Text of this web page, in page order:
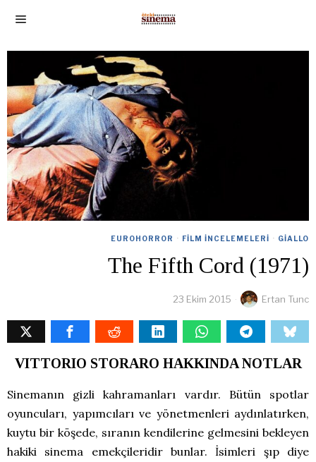
EUROHORROR · FILM İNCELEMELERI · GIALLO
The Fifth Cord (1971)
23 Ekim 2015 Ertan Tunc
VITTORIO STORARO HAKKINDA NOTLAR
Sinemanın gizli kahramanları vardır. Bütün spotlar
oyuncuları, yapımcıları ve yönetmenleri aydınlatırken,
kuytu bir köşede, sıranın kendilerine gelmesini bekleyen
hakiki sinema emekçileridir bunlar. İsimleri şıp diye